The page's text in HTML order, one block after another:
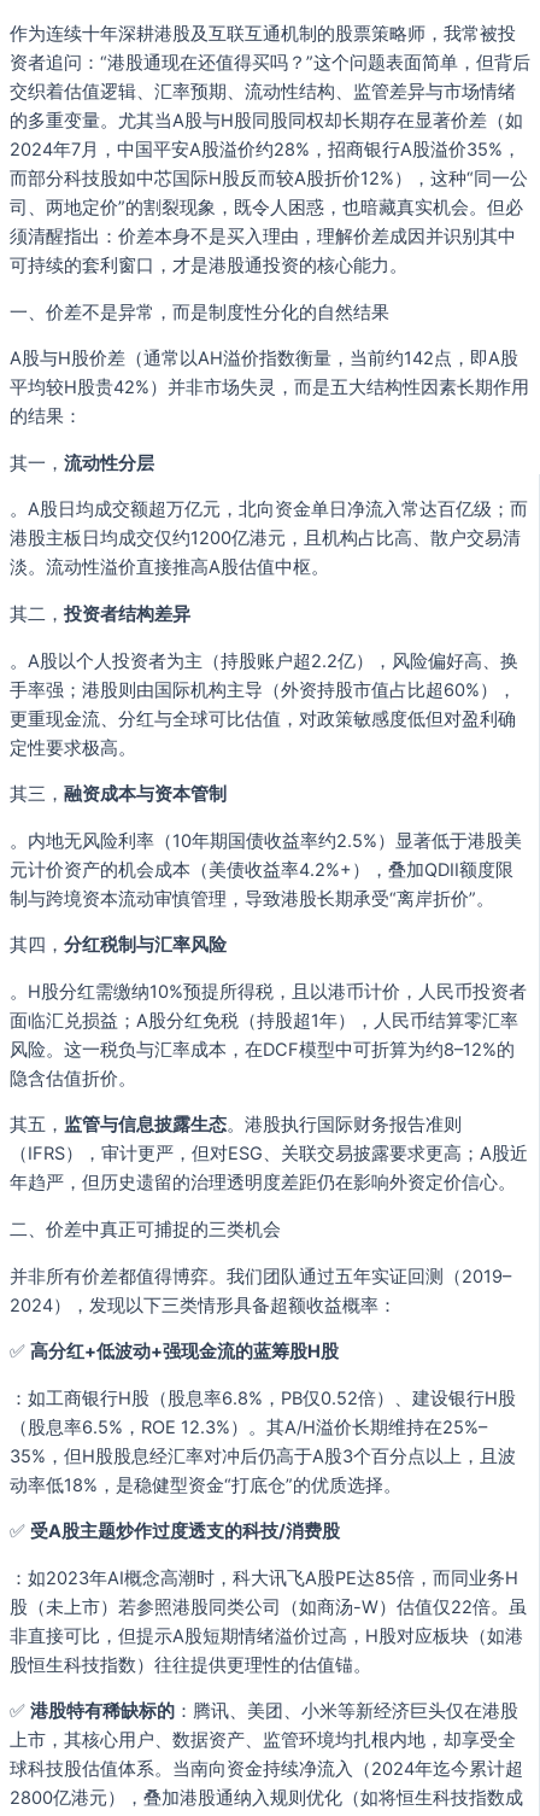
作为连续十年深耕港股及互联互通机制的股票策略师，我常被投
资者追问：“港股通现在还值得买吗？”这个问题表面简单，但背后
交织着估值逻辑、汇率预期、流动性结构、监管差异与市场情绪
的多重变量。尤其当A股与H股同股同权却长期存在显著价差（如
2024年7月，中国平安A股溢价约28%，招商银行A股溢价35%，
而部分科技股如中芯国际H股反而较A股折价12%），这种“同一公
司、两地定价”的割裂现象，既令人困惑，也暗藏真实机会。但必
须清醒指出：价差本身不是买入理由，理解价差成因并识别其中
可持续的套利窗口，才是港股通投资的核心能力。
一、价差不是异常，而是制度性分化的自然结果
A股与H股价差（通常以AH溢价指数衡量，当前约142点，即A股
平均较H股贵42%）并非市场失灵，而是五大结构性因素长期作用
的结果：
其一， 流动性分层
。A股日均成交额超万亿元，北向资金单日净流入常达百亿级；而
港股主板日均成交仅约1200亿港元，且机构占比高、散户交易清
淡。流动性溢价直接推高A股估值中枢。
其二， 投资者结构差异
。A股以个人投资者为主（持股账户超2.2亿），风险偏好高、换
手率强；港股则由国际机构主导（外资持股市值占比超60%），
更重现金流、分红与全球可比估值，对政策敏感度低但对盈利确
定性要求极高。
其三， 融资成本与资本管制
。内地无风险利率（10年期国债收益率约2.5%）显著低于港股美
元计价资产的机会成本（美债收益率4.2%+），叠加QDII额度限
制与跨境资本流动审慎管理，导致港股长期承受“离岸折价”。
其四， 分红税制与汇率风险
。H股分红需缴纳10%预提所得税，且以港币计价，人民币投资者
面临汇兑损益；A股分红免税（持股超1年），人民币结算零汇率
风险。这一税负与汇率成本，在DCF模型中可折算为约8–12%的
隐含估值折价。
其五， 监管与信息披露生态。港股执行国际财务报告准则
（IFRS），审计更严，但对ESG、关联交易披露要求更高；A股近
年趋严，但历史遗留的治理透明度差距仍在影响外资定价信心。
二、价差中真正可捕捉的三类机会
并非所有价差都值得博弈。我们团队通过五年实证回测（2019–
2024），发现以下三类情形具备超额收益概率：
✅ 高分红+低波动+强现金流的蓝筹股H股
：如工商银行H股（股息率6.8%，PB仅0.52倍）、建设银行H股
（股息率6.5%，ROE 12.3%）。其A/H溢价长期维持在25%–
35%，但H股股息经汇率对冲后仍高于A股3个百分点以上，且波
动率低18%，是稳健型资金“打底仓”的优质选择。
✅ 受A股主题炒作过度透支的科技/消费股
：如2023年AI概念高潮时，科大讯飞A股PE达85倍，而同业务H
股（未上市）若参照港股同类公司（如商汤-W）估值仅22倍。虽
非直接可比，但提示A股短期情绪溢价过高，H股对应板块（如港
股恒生科技指数）往往提供更理性的估值锚。
✅ 港股特有稀缺标的 ：腾讯、美团、小米等新经济巨头仅在港股
上市，其核心用户、数据资产、监管环境均扎根内地，却享受全
球科技股估值体系。当南向资金持续净流入（2024年迄今累计超
2800亿港元），叠加港股通纳入规则优化（如将恒生科技指数成